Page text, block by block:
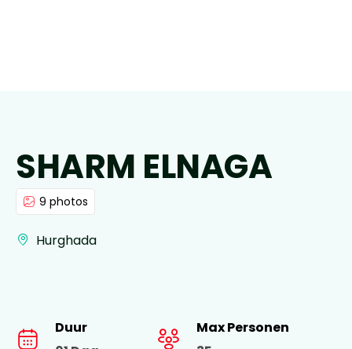
SHARM ELNAGA
9 photos
Hurghada
Duur
Max Personen